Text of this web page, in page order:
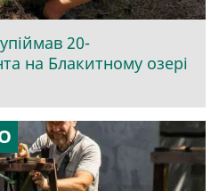
20-
на Блакитному озері